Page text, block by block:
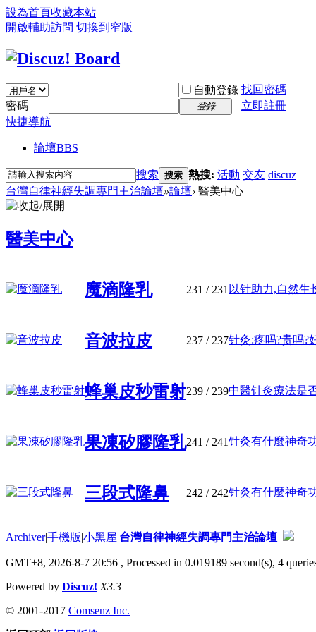
設為首頁收藏本站
開啟輔助訪問 切換到窄版
自動登錄 找回密碼
密碼
登錄
立即註冊
快捷導航
論壇BBS
搜索 搜索 熱搜: 活動 交友 discuz
台灣自律神經失調專門主治論壇»論壇› 醫美中心
醫美中心
魔滴隆乳 231 / 231 以针助力,自然生
音波拉皮 237 / 237针灸:疼吗?贵吗?
蜂巢皮秒雷射239 / 239中醫针灸療法是
果凍矽膠隆乳241 / 241针灸有什麼神奇
三段式隆鼻 242 / 242针灸有什麼神奇
Archiver|手機版|小黑屋|台灣自律神經失調專門主治論壇
GMT+8, 2026-8-7 20:56 , Processed in 0.019189 second(s), 4
Powered by Discuz! X3.3
© 2001-2017 Comsenz Inc.